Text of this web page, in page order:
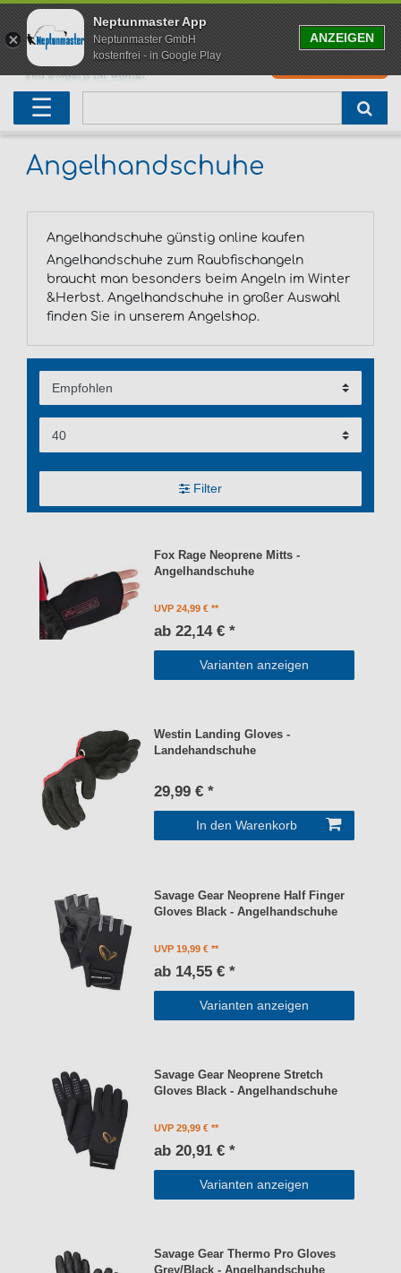
☰
Angelhandschuhe
Angelhandschuhe günstig online kaufen
Angelhandschuhe zum Raubfischangeln
braucht man besonders beim Angeln im Winter
&Herbst. Angelhandschuhe in großer Auswahl
finden Sie in unserem Angelshop.
Filter
Fox Rage Neoprene Mitts -
Angelhandschuhe
UVP 24,99 €
ab 22,14 € *
Varianten anzeigen
Westin Landing Gloves -
Landehandschuhe
29,99 € *
In den Warenkorb
Savage Gear Neoprene Half Finger
Gloves Black - Angelhandschuhe
UVP 19,99 €
ab 14,55 € *
Varianten anzeigen
Savage Gear Neoprene Stretch
Gloves Black - Angelhandschuhe
UVP 29,99 €
ab 20,91 € *
Varianten anzeigen
Savage Gear Thermo Pro Gloves
Neu eingetroffen
Angelset
Geschenke für Angler
Karpfenruten
Freilaufrollen
Karpfenmontagen
Karpfenliege
Abhakmatte
weitere
Raubfischrute
Köderfischrute
Köderfischsenke
Raubfischkescher
weitere
Forellenruten
Forellenposen
Forellenköder
Wallerruten
Wallerrolle
Wallerköder
weitere
Meeresruten
Meeresrollen
Meerforellenköder
weitere
Matchruten
Feederrollen
Futterkorb
Trollingruten
Bootsrutenhalter
weitere
FOX
Westin Fishing
Zeck Fishing
Black Cat
weitere
Neptunmaster App
Neptunmaster GmbH
kostenfrei - in Google Play
ANZEIGEN